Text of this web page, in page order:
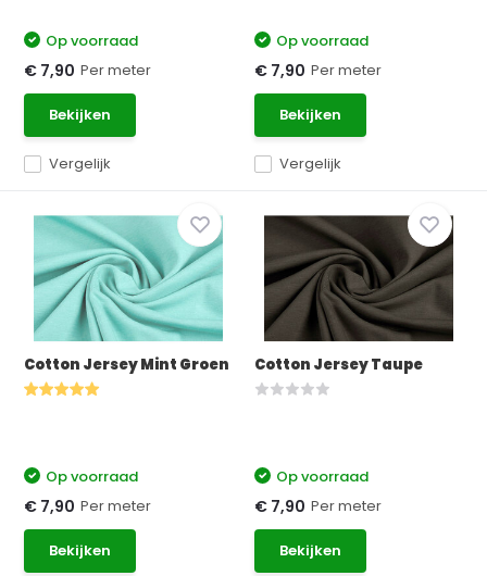
Vergelijk
Op voorraad
€ 7,90 Per meter
Bekijken
Vergelijk
Op voorraad
€ 7,90 Per meter
Bekijken
Cotton Jersey Mint Groen
Op voorraad
€ 7,90 Per meter
Bekijken
Cotton Jersey Taupe
Op voorraad
€ 7,90 Per meter
Bekijken